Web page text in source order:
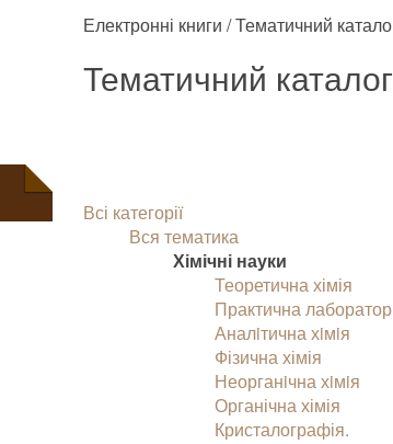
Електронні книги / Тематичний
Тематичний каталог
Всі категорії
Вся тематика
Хімічні науки
Теоретична хімія
Практична
Аналiтична хiмiя
Фізична хімія
Неорганiчна хiмiя
Органічна хімія
Кристалографія.